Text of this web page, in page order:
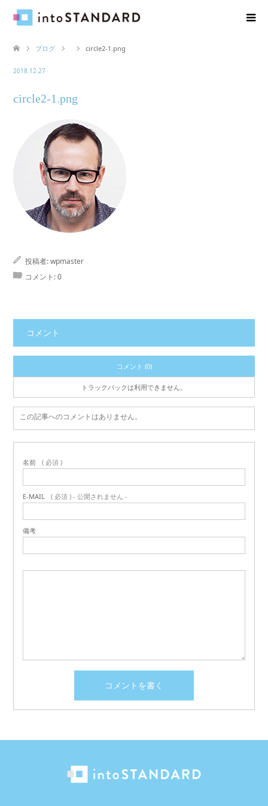
ブログ circle2-1.png
2018.12.27
circle2-1.png
投稿者:wpmaster
コメント:0
コメント
コメント (0)
トラックバックは利用できません。
この記事へのコメントはありません。
名前 ( 必須 )
E-MAIL ( 必須 ) - 公開されません -
備考